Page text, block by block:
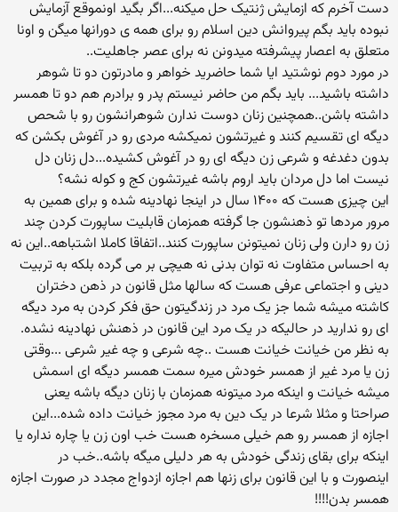
دست آخرم که ازمایش ژنتیک حل میکنه...اگر بگید اونموقع آزمایش
نبوده باید بگم پیروانش دین اسلام رو برای همه ی دورانها میگن و اونا
متعلق به اعصار پیشرفته میدونن نه برای عصر جاهلیت..
در مورد دوم نوشتید ایا شما حاضرید خواهر و مادرتون دو تا شوهر
داشته باشید... باید بگم من حاضر نیستم پدر و برادرم هم دو تا همسر
داشته باشن..همچنین زنان دوست ندارن شوهرانشون رو با شحص
دیگه ای تقسیم کنند و غیرتشون نمیکشه مردی رو در آغوش بکشن که
بدون دغدغه و شرعی زن دیگه ای رو در آغوش کشیده...دل زنان دل
نیست اما دل مردان باید اروم باشه غیرتشون کج و کوله نشه؟
این چیزی هست که ۱۴۰۰ سال در اینجا نهادینه شده و برای همین به
مرور مردها تو ذهنشون جا گرفته همزمان قابلیت ساپورت کردن چند
زن رو دارن ولی زنان نمیتونن ساپورت کنند..اتفاقا کاملا اشتباهه..این نه
به احساس متفاوت نه توان بدنی نه هیچی بر می گرده بلکه به تربیت
دینی و اجتماعی عرفی هست که سالها مثل قانون در ذهن دختران
کاشته میشه شما جز یک مرد در زندگیتون حق فکر کردن به مرد دیگه
ای رو ندارید در حالیکه در یک مرد این قانون در ذهنش نهادینه نشده.
به نظر من خیانت خیانت هست ..چه شرعی و چه غیر شرعی ...وقتی
زن یا مرد غیر از همسر خودش میره سمت همسر دیگه ای اسمش
میشه خیانت و اینکه مرد میتونه همزمان با زنان دیگه باشه یعنی
صراحتا و مثلا شرعا در یک دین به مرد مجوز خیانت داده شده...این
اجازه از همسر رو هم خیلی مسخره هست خب اون زن یا چاره نداره یا
اینکه برای بقای زندگی خودش به هر دلیلی میگه باشه..خب در
اینصورت و با این قانون برای زنها هم اجازه ازدواج مجدد در صورت اجازه
همسر بدن!!!!